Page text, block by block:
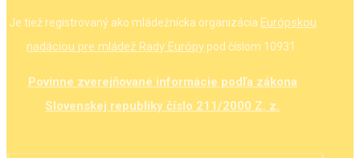
Je tiež registrovaný ako mládežnícka organizácia Európskou
nadáciou pre mládež Rady Európy pod číslom 10931.
Povinne zverejňované informácie podľa zákona
Slovenskej republiky číslo 211/2000 Z. z.